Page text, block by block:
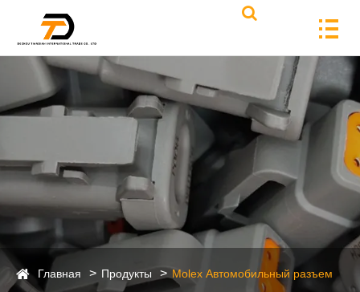
Главная Продукты Molex Автомобильный разъем